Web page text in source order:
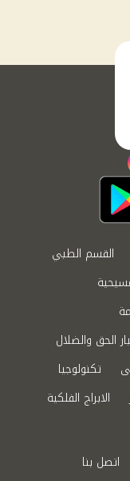
القسم الطبي
الحق والضلال
تكنولوجيا
الابراج الفلكية
اتصل بنا